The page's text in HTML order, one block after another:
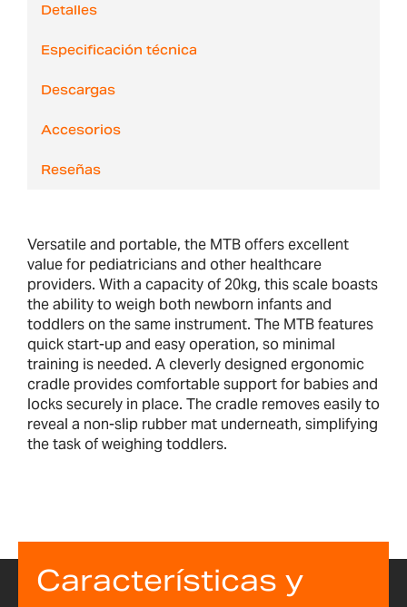
Detalles
Especificación técnica
Descargas
Accesorios
Reseñas
Versatile and portable, the MTB offers excellent
value for pediatricians and other healthcare
providers. With a capacity of 20kg, this scale boasts
the ability to weigh both newborn infants and
toddlers on the same instrument. The MTB features
quick start-up and easy operation, so minimal
training is needed. A cleverly designed ergonomic
cradle provides comfortable support for babies and
locks securely in place. The cradle removes easily to
reveal a non-slip rubber mat underneath, simplifying
the task of weighing toddlers.
Características y